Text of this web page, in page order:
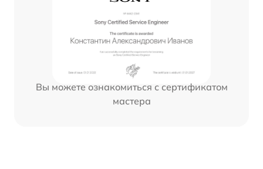
Вы можете ознакомиться с сертификатом
мастера